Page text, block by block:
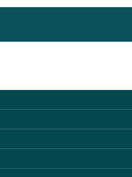
söker vi nu fler